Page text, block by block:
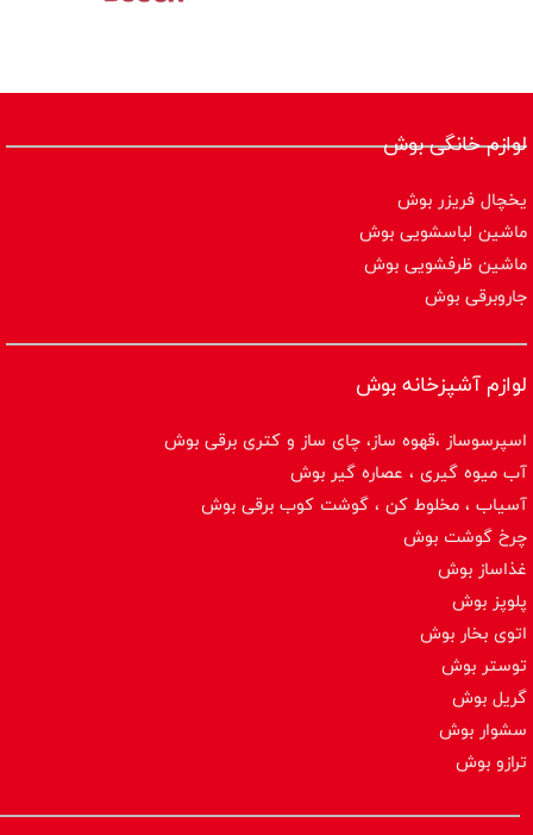
لوازم خانگی بوش
یخچال فریزر بوش
ماشین لباسشویی بوش
ماشین ظرفشویی بوش
جاروبرقی بوش
لوازم آشپزخانه بوش
اسپرسوساز ،قهوه ساز، چای ساز و کتری برقی بوش
آب میوه گیری ، عصاره گیر بوش
آسیاب ، مخلوط کن ، گوشت کوب برقی بوش
چرخ گوشت بوش
غذاساز بوش
پلوپز بوش
اتوی بخار بوش
توستر بوش
گریل بوش
سشوار بوش
ترازو بوش